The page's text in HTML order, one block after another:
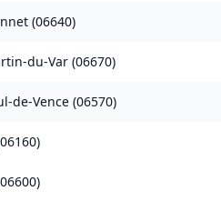
(06640)
du-Var (06670)
de-Vence (06570)
06160)
06600)